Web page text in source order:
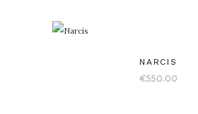
NARCIS
€550.00